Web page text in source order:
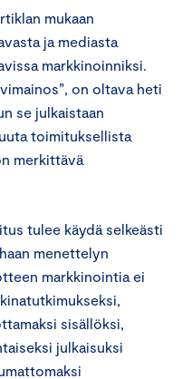
mukaan
ja mediasta
markkinoinniksi.
on oltava heti
se julkaistaan
toimituksellista
merkittävä
tulee käydä selkeästi
menettelyn
markkinointia ei
sisällöksi,
julkaisuksi